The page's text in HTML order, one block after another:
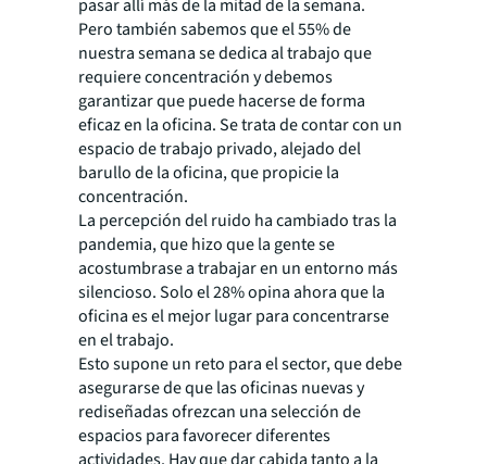
pasar allí más de la mitad de la semana.
Pero también sabemos que el 55% de
nuestra semana se dedica al trabajo que
requiere concentración y debemos
garantizar que puede hacerse de forma
eficaz en la oficina. Se trata de contar con un
espacio de trabajo privado, alejado del
barullo de la oficina, que propicie la
concentración.
La percepción del ruido ha cambiado tras la
pandemia, que hizo que la gente se
acostumbrase a trabajar en un entorno más
silencioso. Solo el 28% opina ahora que la
oficina es el mejor lugar para concentrarse
en el trabajo.
Esto supone un reto para el sector, que debe
asegurarse de que las oficinas nuevas y
rediseñadas ofrezcan una selección de
espacios para favorecer diferentes